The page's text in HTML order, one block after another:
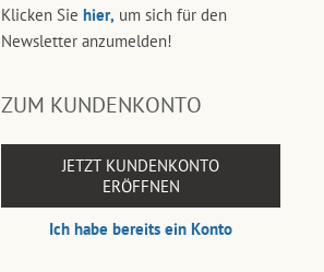
Klicken Sie hier, um sich für den
Newsletter anzumelden!
ZUM KUNDENKONTO
JETZT KUNDENKONTO
ERÖFFNEN
Ich habe bereits ein Konto